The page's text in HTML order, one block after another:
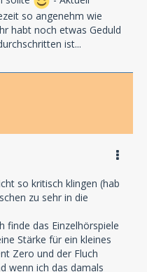
so angenehm wie
habt noch etwas Geduld
ist...
so kritisch klingen (hab
zu sehr in die
finde das Einzelhörspiele
Stärke für ein kleines
Zero und der Fluch
wenn ich das damals